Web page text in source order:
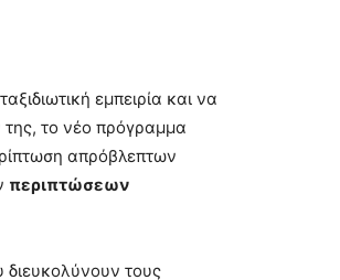
εμπειρία και να
της, το νέο πρόγραμμα
απρόβλεπτων
περιπτώσεων
διευκολύνουν τους